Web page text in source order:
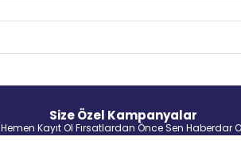
Size Özel Kampanyalar
Hemen Kayıt Ol Fırsatlardan Önce Sen Haberdar